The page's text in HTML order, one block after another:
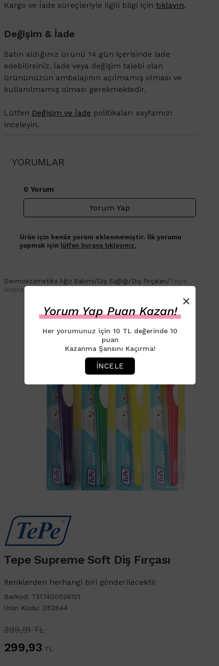
Kargo ve İade süreçleriyle ilgili bilgi için tıklayın.
Değişim & İade
Satın aldığınız ürünü 14 gün içerisinde iade
edebilirsiniz. İade veya değişim talebi olan
ürününüzün ambalajının açılmamış olması ve
kullanılmamış olması gerekmektedir.
Lütfen Değişim ve İade politikaları sayfamızı
inceleyin.
YORUMLAR
0 Yorum
Yorum Yap
Ürün için henüz yorum eklenmemiştir. İlk yorumu
yapmak için lütfen buraya tıklayınız.
×
Yorum Yap Puan Kazan!
Her yorumunuz için 10 TL değerinde 10
puan
Kazanma Şansını Kaçırma!
İNCELE
Dermokozmetika Ağız Bakımı/ Diş Sağlığı/ Diş Fırçaları/
Supreme Soft Diş Fırçası
Tepe Supreme Soft Diş Fırçası
Renklerden herhangi biri gönderilecektir
Barkod: 7317400026121
Ürün Kodu: D52644
399,91 TL
299,93 TL